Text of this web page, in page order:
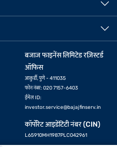
ऑफर देखें
बजाज फाइनेंस लिमिटेड रज़िस्टर्ड
ऑफिस
आकुर्डी, पुणे - 411035
फोन नंबर: 020 7157-6403
ईमेल ID:
investor.service@bajajfinserv.in
कॉर्पोरेट आइडेंटिटी नंबर (CIN)
L65910MH1987PLC042961